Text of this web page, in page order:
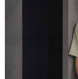
時審查核予不同之上限
５．嚴禁一人註冊多個
恩沛科技股份有限公司